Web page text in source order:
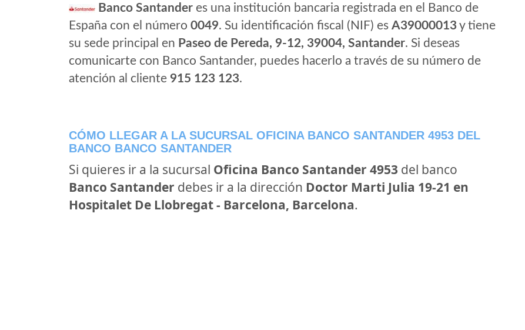
Banco Santander es una institución bancaria registrada en el Banco de
España con el número 0049. Su identificación fiscal (NIF) es A39000013y tiene
su sede principal en Paseo de Pereda, 9-12, 39004, Santander. Si deseas
comunicarte con Banco Santander, puedes hacerlo a través de su número de
atención al cliente 915 123 123.
CÓMO LLEGAR A LA SUCURSAL OFICINA BANCO SANTANDER 4953 DEL
BANCO BANCO SANTANDER
Si quieres ir a la sucursal Oficina Banco Santander 4953 del banco
Banco Santander debes ir a la dirección Doctor Marti Julia 19-21 en
Hospitalet De Llobregat - Barcelona, Barcelona.